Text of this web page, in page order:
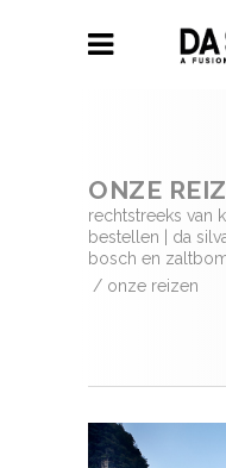
ONZE
rechtstreeks van
bestellen | da
bosch en
/ onze reizen